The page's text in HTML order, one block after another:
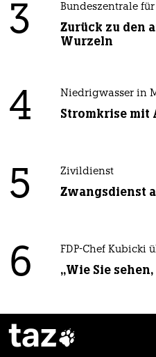
3 Bundeszentrale
Zurück zu den
Wurzeln
4 Niedrigwasser in
Stromkrise mit
5 Zivildienst
Zwangsdienst
6 FDP-Chef Kubicki
„Wie Sie
taz